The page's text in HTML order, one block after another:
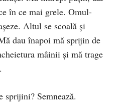
în ce mai grele. Omul-
Altul se scoală și
dau înapoi mă sprijin de
mâinii și mă trage
sprijini? Semnează.